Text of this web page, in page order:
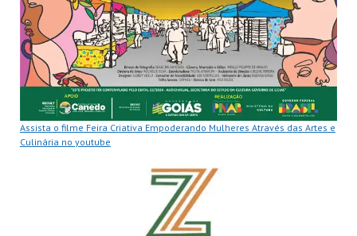
Assista o filme Feira Criativa Empoderando Mulheres Através das Artes e
Culinária no youtube